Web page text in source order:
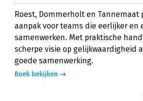
Roest, Dommerholt en Tannemaat
aanpak voor teams die eerlijker en
samenwerken. Met praktische
scherpe visie op gelijkwaardigheid
goede samenwerking.
Boek bekijken